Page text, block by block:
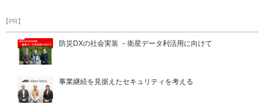
【PR】
防災DXの社会実装 －衛星データ利活用に向けて
事業継続を見据えたセキュリティを考える